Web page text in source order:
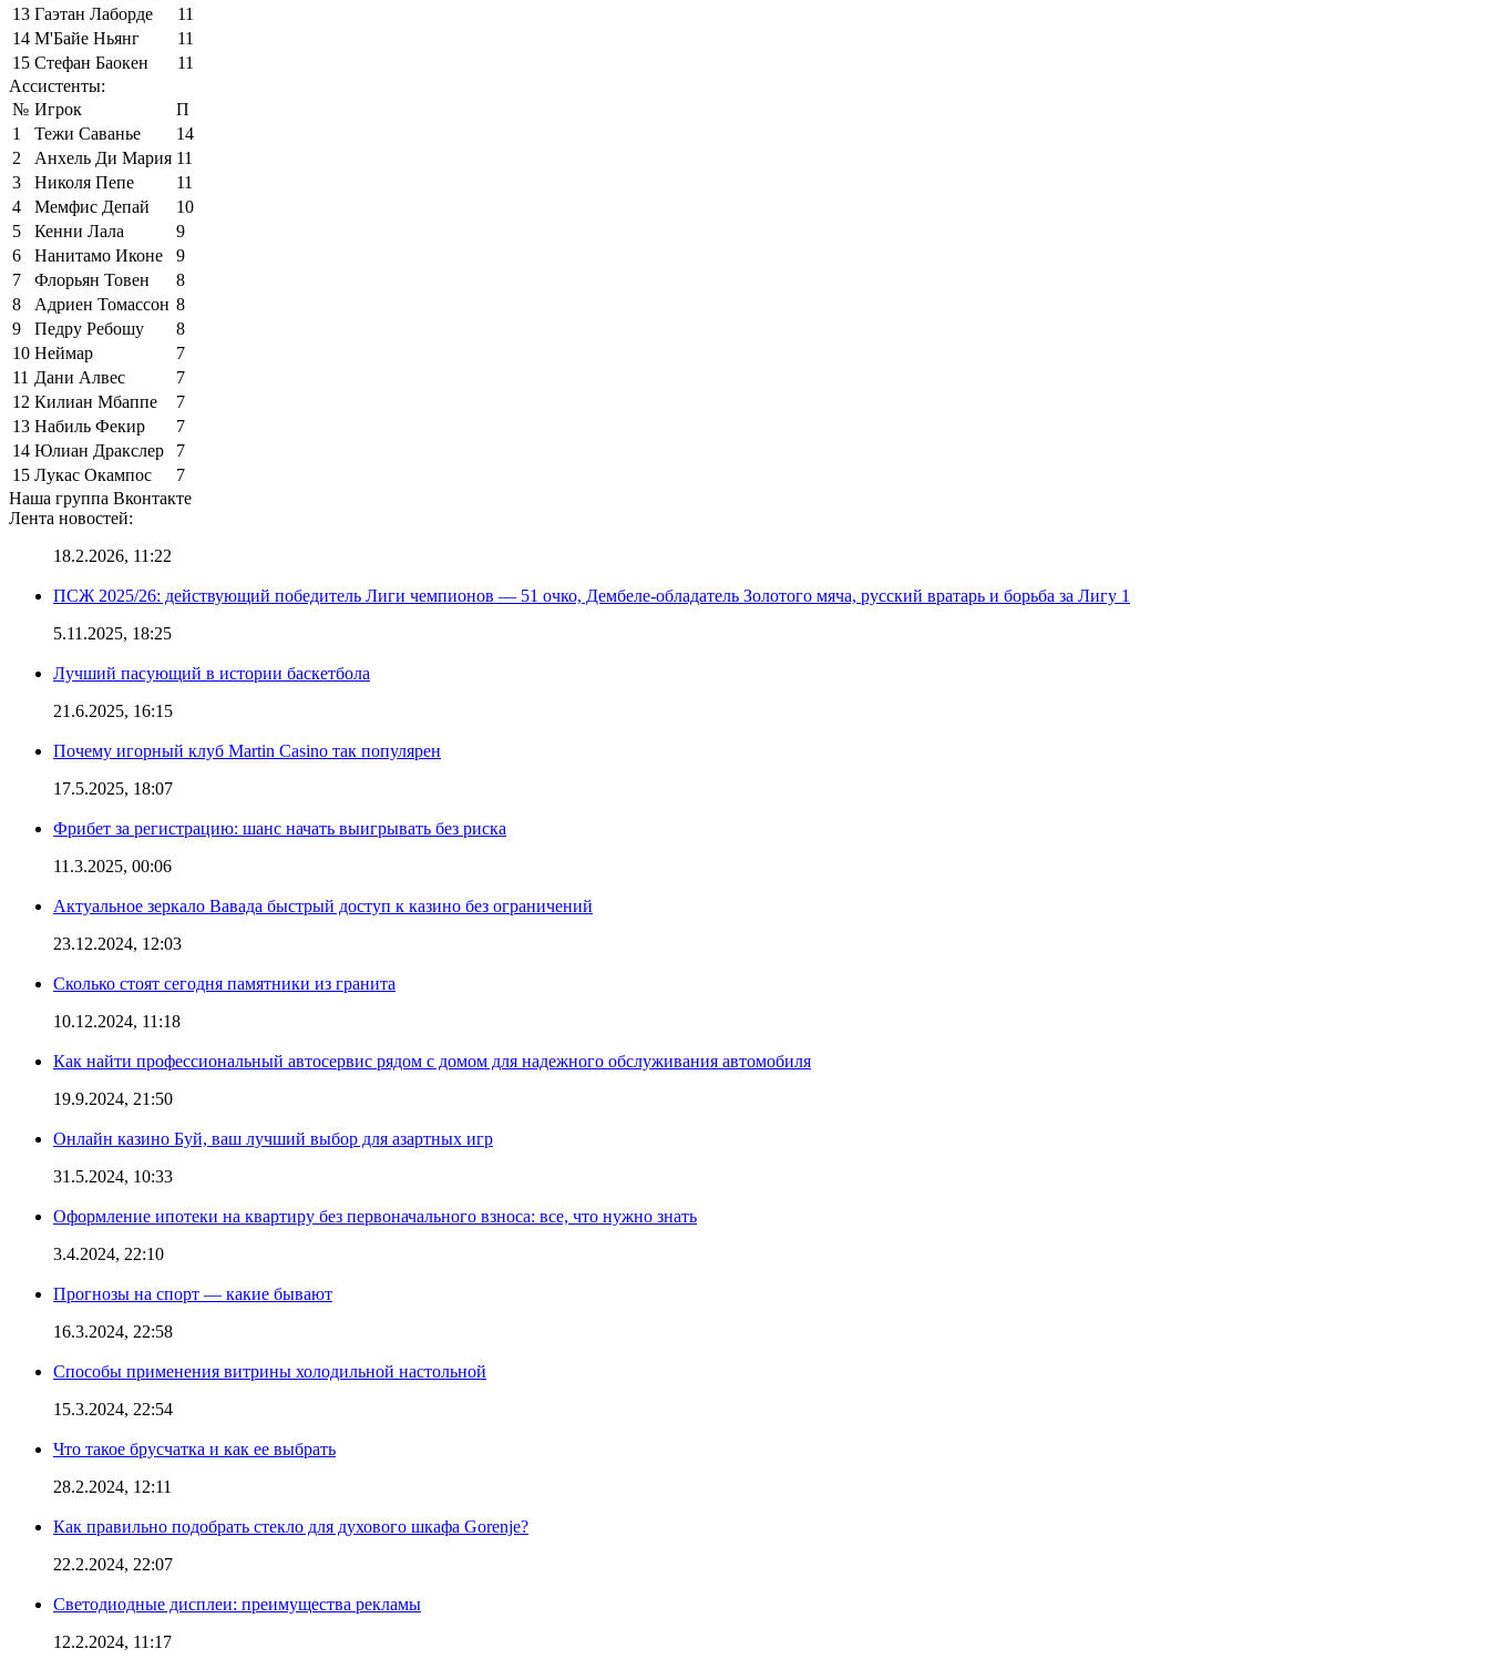
13 Гаэтан Лаборде
11
14 М'Байе Ньянг
11
15 Стефан Баокен
11
Ассистенты:
№ Игрок
П
1
Тежи Саванье
14
2
Анхель Ди Мария 11
3
Николя Пепе
11
4
Мемфис Депай
10
5
Кенни Лала
9
6
Нанитамо Иконе
9
7
Флорьян Товен
8
8
Адриен Томассон 8
9
Педру Ребошу
8
10 Неймар
7
11 Дани Алвес
7
12 Килиан Мбаппе
7
13 Набиль Фекир
7
14 Юлиан Дракслер
7
15 Лукас Окампос
7
Наша группа Вконтакте
Лента новостей:
18.2.2026, 11:22
ПСЖ 2025/26: действующий победитель Лиги чемпионов — 51 очко, Дембеле-обладатель Золотого мяча, русский вратарь и борьба за Лигу 1
5.11.2025, 18:25
Лучший пасующий в истории баскетбола
21.6.2025, 16:15
Почему игорный клуб Martin Casino так популярен
17.5.2025, 18:07
Фрибет за регистрацию: шанс начать выигрывать без риска
11.3.2025, 00:06
Актуальное зеркало Вавада быстрый доступ к казино без ограничений
23.12.2024, 12:03
Сколько стоят сегодня памятники из гранита
10.12.2024, 11:18
Как найти профессиональный автосервис рядом с домом для надежного обслуживания автомобиля
19.9.2024, 21:50
Онлайн казино Буй, ваш лучший выбор для азартных игр
31.5.2024, 10:33
Оформление ипотеки на квартиру без первоначального взноса: все, что нужно знать
3.4.2024, 22:10
Прогнозы на спорт — какие бывают
16.3.2024, 22:58
Способы применения витрины холодильной настольной
15.3.2024, 22:54
Что такое брусчатка и как ее выбрать
28.2.2024, 12:11
Как правильно подобрать стекло для духового шкафа Gorenje?
22.2.2024, 22:07
Светодиодные дисплеи: преимущества рекламы
12.2.2024, 11:17